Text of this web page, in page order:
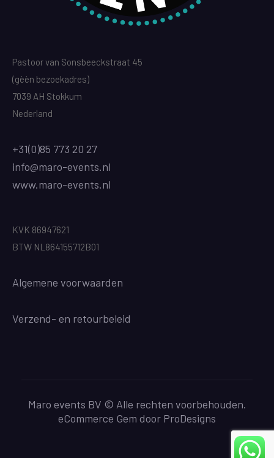
Pastoor van Sonsbeeckstraat 45
(gèèn bezoekadres)
7039 AH Stokkum
Nederland
+31(0)85 773 20 27
info@maro-events.nl
www.maro-events.nl
KVK 86947621
BTW NL864155712B01
Algemene voorwaarden
Verzend- en retourbeleid
Maro events BV © Alle rechten voorbehouden.
eCommerce Gem door ProDesigns